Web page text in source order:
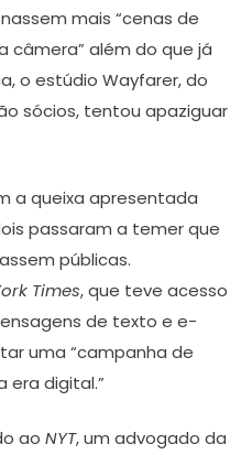
mais “cenas de
câmera” além do que já
o estúdio Wayfarer, do
sócios, tentou apaziguar
a queixa apresentada
passaram a temer que
públicas.
Times, que teve acesso
de texto e e-
uma “campanha de
digital.”
ao NYT, um advogado da